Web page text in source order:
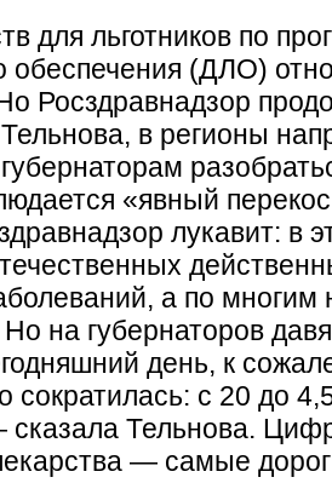
для льготников по
обеспечения (ДЛО)
Росздравнадзор
в регионы
«явный
лукавит: в
а по многим
на губернаторов
день, к
сократилась: с 20 до
Тельнова.
— самые